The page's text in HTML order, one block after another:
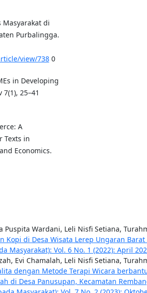
Masyarakat di
Purbalingga.
view/7380
in Developing
25–41
A
Texts in
Economics.
Wardani, Leli Nisfi Setiana,
Kopi di Desa Wisata Lerep Ungaran
Masyarakat): Vol. 6 No. 1 (2022): April
Evi Chamalah, Leli Nisfi Setiana,
dengan Metode Terapi Wicara
di Desa Panusupan, Kecamatan